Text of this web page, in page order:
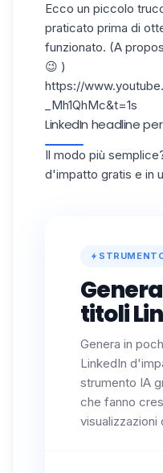
Ecco un piccolo
praticato prima di
funzionato. (A
😉 )
https://
_Mh1QhMc&t=1s
LinkedIn headline
Il modo più
d'impatto gratis e in
titoli
Genera in
LinkedIn
strumento IA
che fanno
visualizzazioni